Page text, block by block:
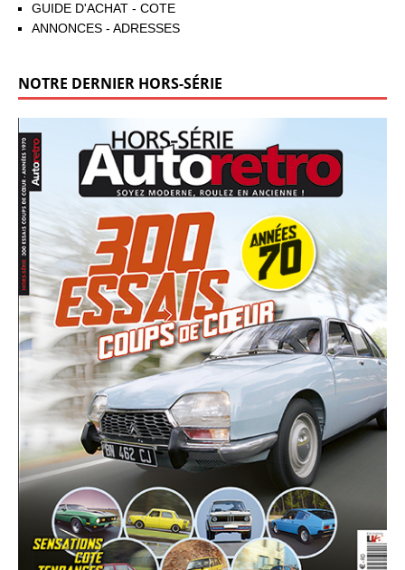
GUIDE D'ACHAT - COTE
ANNONCES - ADRESSES
NOTRE DERNIER HORS-SÉRIE